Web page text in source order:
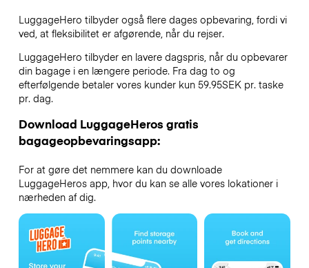
LuggageHero tilbyder også flere dages opbevaring, fordi vi
ved, at fleksibilitet er afgørende, når du rejser.
LuggageHero tilbyder en lavere dagspris, når du opbevarer
din bagage i en længere periode. Fra dag to og
efterfølgende betaler vores kunder kun 59.95SEK pr. taske
pr. dag.
Download LuggageHeros gratis
bagageopbevaringsapp:
For at gøre det nemmere kan du downloade
LuggageHeros app, hvor du kan se alle vores lokationer i
nærheden af dig.